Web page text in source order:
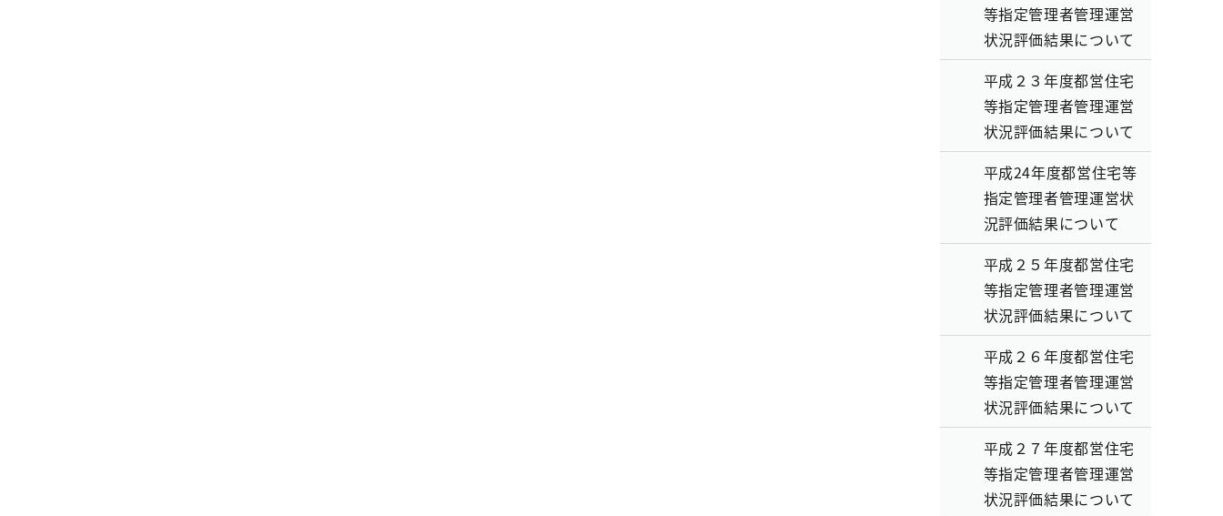
等指定管理者管理運営
状況評価結果について
平成２３年度都営住宅
等指定管理者管理運営
状況評価結果について
平成24年度都営住宅等
指定管理者管理運営状
況評価結果について
平成２５年度都営住宅
等指定管理者管理運営
状況評価結果について
平成２６年度都営住宅
等指定管理者管理運営
状況評価結果について
平成２７年度都営住宅
等指定管理者管理運営
状況評価結果について